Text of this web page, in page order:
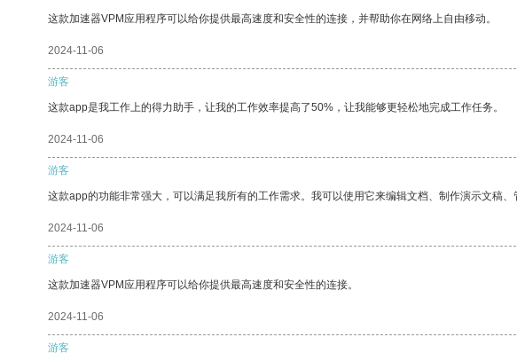
这款加速器VPM应用程序可以给你提供最高速度和安全性的连接，并帮助你在网络上自由移动。
2024-11-06
游客
这款app是我工作上的得力助手，让我的工作效率提高了50%，让我能够更轻松地完成工作任务。
2024-11-06
游客
这款app的功能非常强大，可以满足我所有的工作需求。我可以使用它来编辑文档、制作演示文稿、
2024-11-06
游客
这款加速器VPM应用程序可以给你提供最高速度和安全性的连接。
2024-11-06
游客